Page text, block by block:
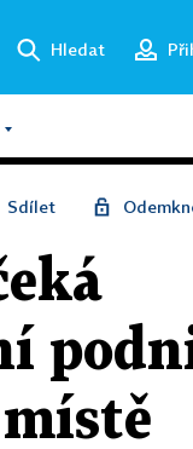
Hledat
Sdílet